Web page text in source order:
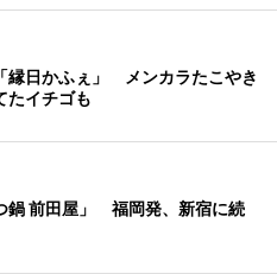
縁日かふぇ」 メンカラたこやき
たイチゴも
鍋 前田屋」 福岡発、新宿に続